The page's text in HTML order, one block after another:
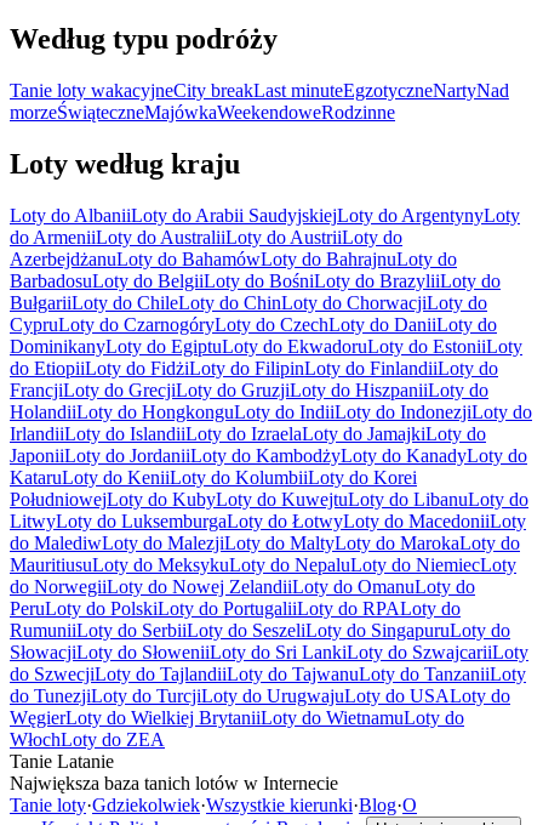
Według typu podróży
Tanie loty wakacyjneCity breakLast minuteEgzotyczneNartyNad
morzeŚwiąteczneMajówkaWeekendoweRodzinne
Loty według kraju
Loty do AlbaniiLoty do Arabii SaudyjskiejLoty do ArgentynyLoty
do ArmeniiLoty do AustraliiLoty do AustriiLoty do
AzerbejdżanuLoty do BahamówLoty do BahrajnuLoty do
BarbadosuLoty do BelgiiLoty do BośniLoty do BrazyliiLoty do
BułgariiLoty do ChileLoty do ChinLoty do ChorwacjiLoty do
CypruLoty do CzarnogóryLoty do CzechLoty do DaniiLoty do
DominikanyLoty do EgiptuLoty do EkwadoruLoty do EstoniiLoty
do EtiopiiLoty do FidżiLoty do FilipinLoty do FinlandiiLoty do
FrancjiLoty do GrecjiLoty do GruzjiLoty do HiszpaniiLoty do
HolandiiLoty do HongkonguLoty do IndiiLoty do IndonezjiLoty do
IrlandiiLoty do IslandiiLoty do IzraelaLoty do JamajkiLoty do
JaponiiLoty do JordaniiLoty do KambodżyLoty do KanadyLoty do
KataruLoty do KeniiLoty do KolumbiiLoty do Korei
PołudniowejLoty do KubyLoty do KuwejtuLoty do LibanuLoty do
LitwyLoty do LuksemburgaLoty do ŁotwyLoty do MacedoniiLoty
do MalediwLoty do MalezjiLoty do MaltyLoty do MarokaLoty do
MauritiusuLoty do MeksykuLoty do NepaluLoty do NiemiecLoty
do NorwegiiLoty do Nowej ZelandiiLoty do OmanuLoty do
PeruLoty do PolskiLoty do PortugaliiLoty do RPALoty do
RumuniiLoty do SerbiiLoty do SeszeliLoty do SingapuruLoty do
SłowacjiLoty do SłoweniiLoty do Sri LankiLoty do SzwajcariiLoty
do SzwecjiLoty do TajlandiiLoty do TajwanuLoty do TanzaniiLoty
do TunezjiLoty do TurcjiLoty do UrugwajuLoty do USALoty do
WęgierLoty do Wielkiej BrytaniiLoty do WietnamuLoty do
WłochLoty do ZEA
Tanie Latanie
Największa baza tanich lotów w Internecie
Tanie loty·Gdziekolwiek·Wszystkie kierunki·Blog·O